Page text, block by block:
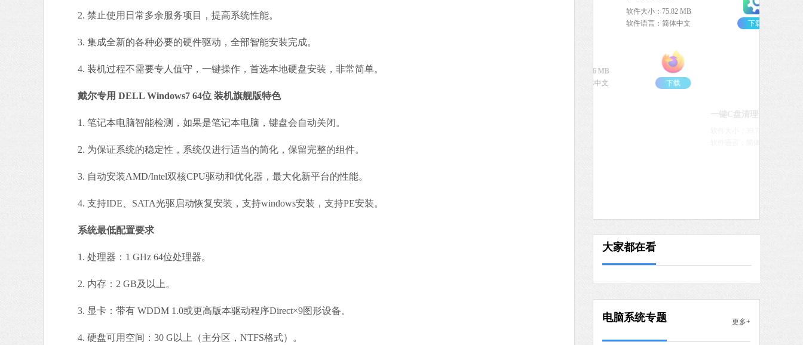
2. 禁止使用日常多余服务项目，提高系统性能。
3. 集成全新的各种必要的硬件驱动，全部智能安装完成。
4. 装机过程不需要专人值守，一键操作，首选本地硬盘安装，非常简单。
戴尔专用 DELL Windows7 64位 装机旗舰版特色
1. 笔记本电脑智能检测，如果是笔记本电脑，键盘会自动关闭。
2. 为保证系统的稳定性，系统仅进行适当的简化，保留完整的组件。
3. 自动安装AMD/Intel双核CPU驱动和优化器，最大化新平台的性能。
4. 支持IDE、SATA光驱启动恢复安装，支持windows安装，支持PE安装。
系统最低配置要求
1. 处理器：1 GHz 64位处理器。
2. 内存：2 GB及以上。
3. 显卡：带有 WDDM 1.0或更高版本驱动程序Direct×9图形设备。
4. 硬盘可用空间：30 G以上（主分区，NTFS格式）。
软件大小：75.82 MB
软件语言：简体中文
下载
软件大小：85.56 MB
软件语言：简体中文
大家都在看
电脑系统专题 更多+